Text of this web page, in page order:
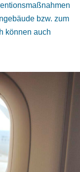
bzw. zum
können auch